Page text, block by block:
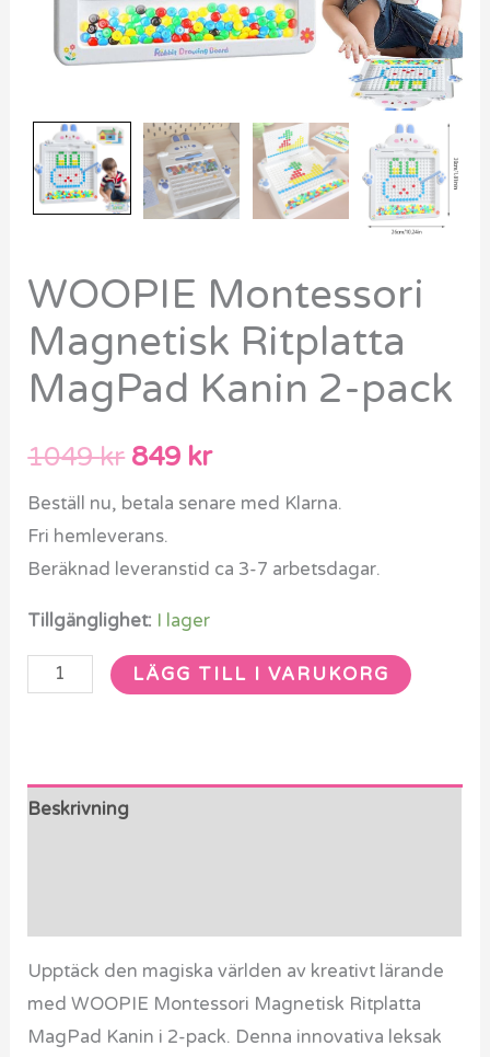
WOOPIE Montessori
Magnetisk Ritplatta
MagPad Kanin 2-pack
1049kr 849 kr
Beställ nu, betala senare med Klarna.
Fri hemleverans.
Beräknad leveranstid ca 3-7 arbetsdagar.
Tillgänglighet: I lager
LÄGG TILL I VARUKORG
Beskrivning
Upptäck den magiska världen av kreativt lärande
med WOOPIE Montessori Magnetisk Ritplatta
MagPad Kanin i 2-pack. Denna innovativa leksak